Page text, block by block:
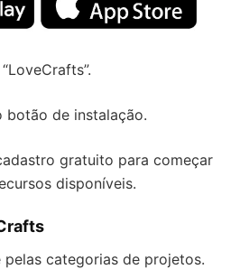
botão de instalação.
gratuito para começar
disponíveis.
pelas categorias de projetos.